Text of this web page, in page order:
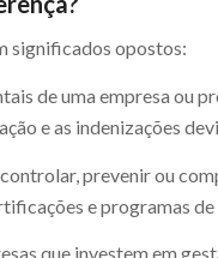
significados opostos:
de uma empresa ou
e as indenizações
prevenir ou
e programas de
que investem em